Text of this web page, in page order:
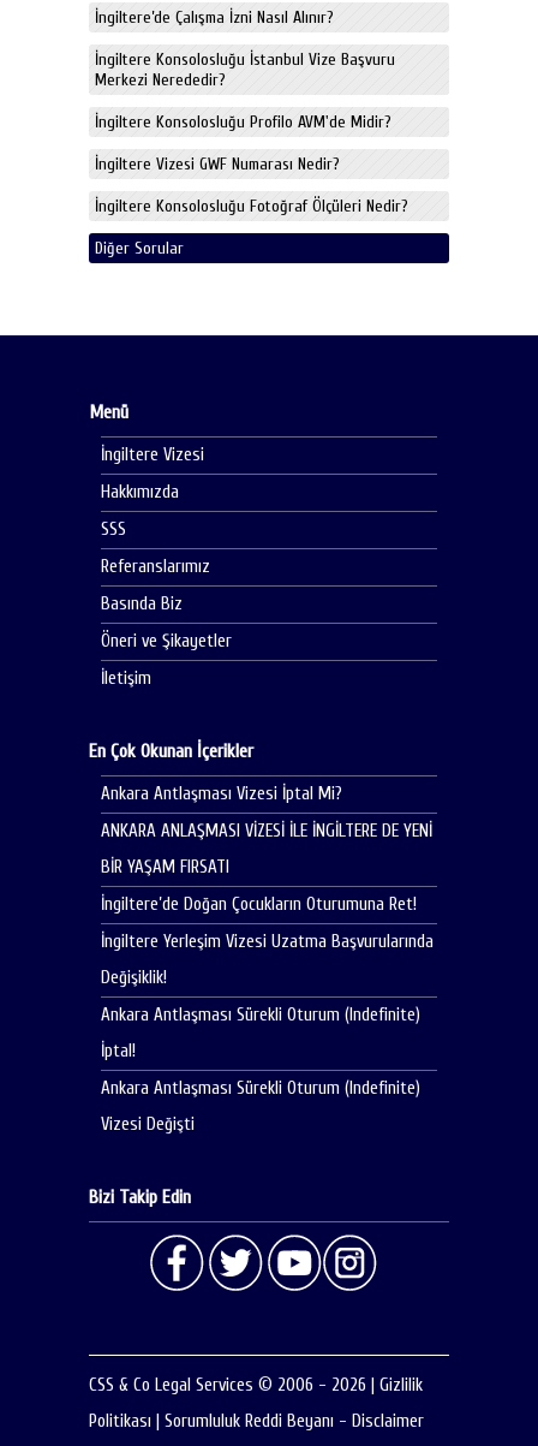
İngiltere’de Çalışma İzni Nasıl Alınır?
İngiltere Konsolosluğu İstanbul Vize Başvuru
Merkezi Nerededir?
İngiltere Konsolosluğu Profilo AVM'de Midir?
İngiltere Vizesi GWF Numarası Nedir?
İngiltere Konsolosluğu Fotoğraf Ölçüleri Nedir?
Diğer Sorular
Menü
İngiltere Vizesi
Hakkımızda
SSS
Referanslarımız
Basında Biz
Öneri ve Şikayetler
İletişim
En Çok Okunan İçerikler
Ankara Antlaşması Vizesi İptal Mi?
ANKARA ANLAŞMASI VİZESİ İLE İNGİLTERE DE YENİ
BİR YAŞAM FIRSATI
İngiltere’de Doğan Çocukların Oturumuna Ret!
İngiltere Yerleşim Vizesi Uzatma Başvurularında
Değişiklik!
Ankara Antlaşması Sürekli Oturum (Indefinite)
İptal!
Ankara Antlaşması Sürekli Oturum (Indefinite)
Vizesi Değişti
Bizi Takip Edin
CSS & Co Legal Services © 2006 - 2026
Gizlilik
Politikası
Sorumluluk Reddi Beyanı - Disclaimer